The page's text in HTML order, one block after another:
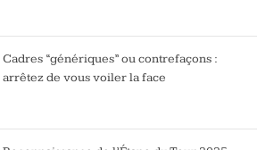
Cadres “génériques” ou contrefaçons :
arrêtez de vous voiler la face